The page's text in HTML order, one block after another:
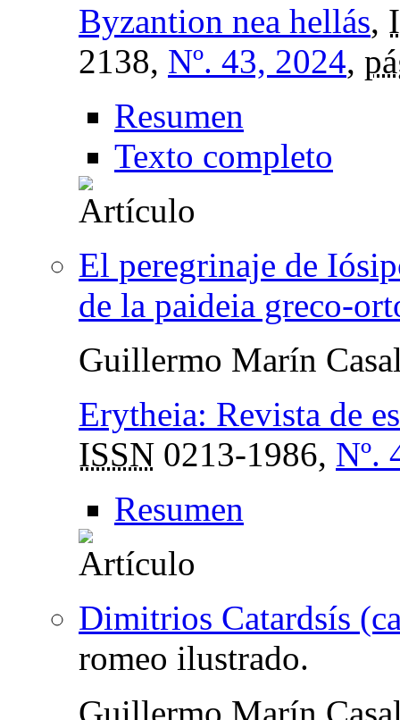
Byzantion nea hellás,
2138, Nº. 43, 2024,
Resumen
Texto completo
El peregrinaje de
de la paideia greco-
Guillermo Marín
Erytheia: Revista de
ISSN 0213-1986, Nº.
Resumen
Dimitrios Catardsís
romeo ilustrado.
Guillermo Marín